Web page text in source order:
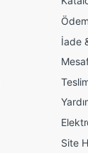
İade
Site